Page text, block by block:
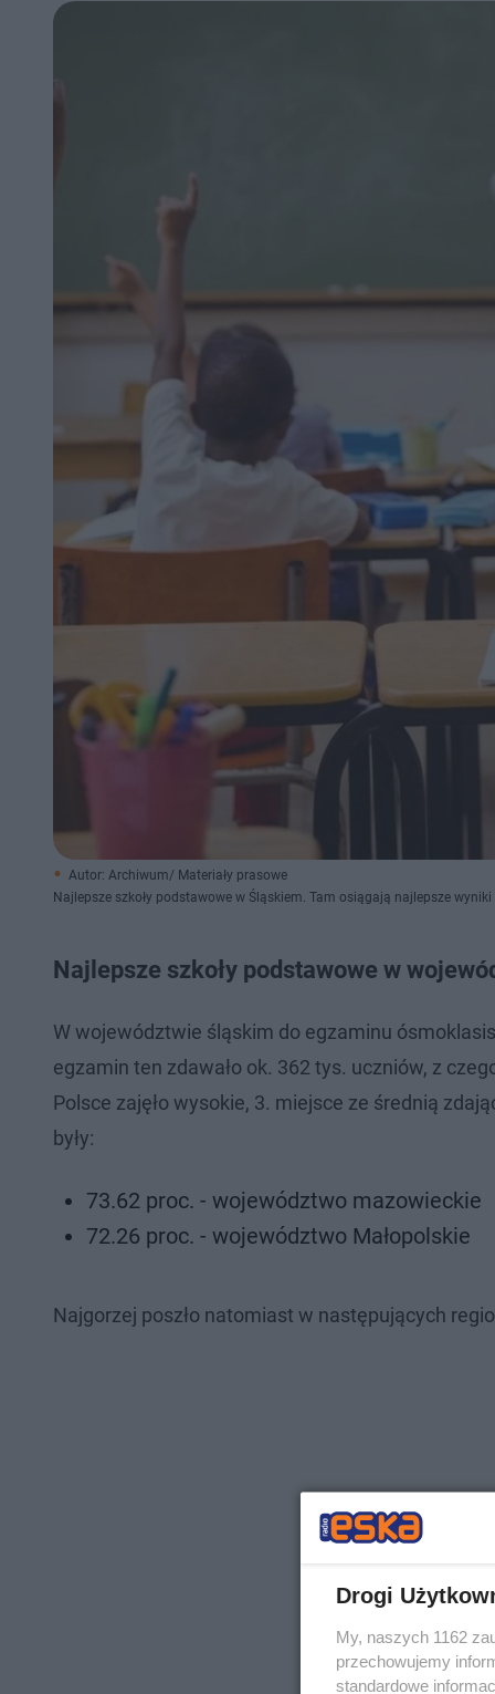
Autor: Archiwum/ Materiały prasowe
Najlepsze szkoły podstawowe w Śląskiem. Tam osiągają najlepsze
Najlepsze szkoły podstawowe w
W województwie śląskim do egzaminu
egzamin ten zdawało ok. 362 tys. uczniów, z
Polsce zajęło wysokie, 3. miejsce ze średnią
były:
73.62 proc. - województwo mazowieckie
72.26 proc. - województwo Małopolskie
Najgorzej poszło natomiast w następujących
Drogi
My, naszych 1162
przechowujemy
standardowe